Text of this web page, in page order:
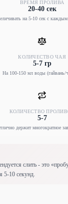
ВРЕМЯ ПРОЛИВА
20-40 сек
на 5-10 сек с
КОЛИЧЕСТВО ЧАЯ
5-7 гр
На 100-150 мл воды (гайвань/
КОЛИЧЕСТВО
5-7
держит многократное
слить - это
10 секунд.